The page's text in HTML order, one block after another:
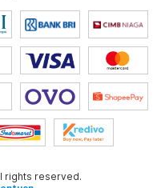
rights reserved.